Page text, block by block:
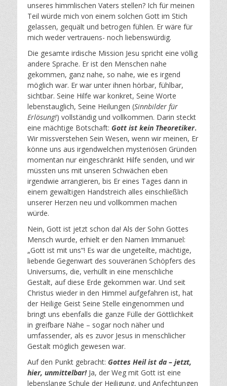
unseres himmlischen Vaters stellen? Ich für meinen
Teil würde mich von einem solchen Gott im Stich
gelassen, gequält und betrogen fühlen. Er wäre für
mich weder vertrauens- noch liebenswürdig.
Die gesamte irdische Mission Jesu spricht eine völlig
andere Sprache. Er ist den Menschen nahe
gekommen, ganz nahe, so nahe, wie es irgend
möglich war. Er war unter ihnen hörbar, fühlbar,
sichtbar. Seine Hilfe war konkret, Seine Worte
lebenstauglich, Seine Heilungen (Sinnbilder für
Erlösung!) vollständig und vollkommen. Darin steckt
eine mächtige Botschaft: Gott ist kein Theoretiker.
Wir missverstehen Sein Wesen, wenn wir meinen, Er
könne uns aus irgendwelchen mysteriösen Gründen
momentan nur eingeschränkt Hilfe senden, und wir
müssten uns mit unseren Schwächen eben
irgendwie arrangieren, bis Er eines Tages dann in
einem gewaltigen Handstreich alles einschließlich
unserer Herzen neu und vollkommen machen
würde.
Nein, Gott ist jetzt schon da! Als der Sohn Gottes
Mensch wurde, erhielt er den Namen Immanuel:
„Gott ist mit uns“! Es war die ungeteilte, mächtige,
liebende Gegenwart des souveränen Schöpfers des
Universums, die, verhüllt in eine menschliche
Gestalt, auf diese Erde gekommen war. Und seit
Christus wieder in den Himmel aufgefahren ist, hat
der Heilige Geist Seine Stelle eingenommen und
bringt uns ebenfalls die ganze Fülle der Göttlichkeit
in greifbare Nähe – sogar noch näher und
umfassender, als es zuvor Jesus in menschlicher
Gestalt möglich gewesen war.
Auf den Punkt gebracht: Gottes Heil ist da – jetzt,
hier, unmittelbar!Ja, der Weg mit Gott ist eine
lebenslange Schule der Heiligung, und Anfechtungen